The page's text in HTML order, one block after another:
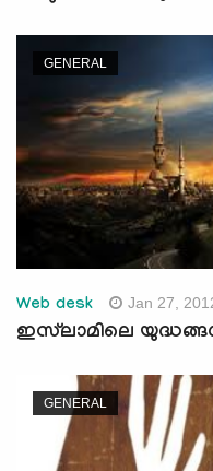
GENERAL
Web desk Jan 27,
ഇസ്‌ലാമിലെ
GENERAL